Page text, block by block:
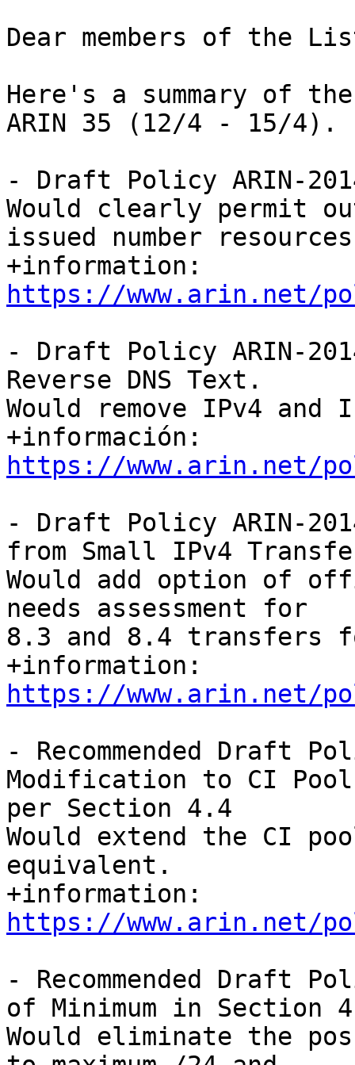
Dear members of the
Here's a summary of
ARIN 35 (12/4 - 15/4).
- Draft Policy ARIN-
Would clearly permit
issued number
https://www.arin.net/
- Draft Policy ARIN-
Reverse DNS Text.
Would remove IPv4 and
https://www.arin.net/
- Draft Policy ARIN-
from Small IPv4
Would add option of
needs assessment for
8.3 and 8.4 transfers
https://www.arin.net/
- Recommended Draft
Modification to CI
per Section 4.4
Would extend the CI
equivalent.
https://www.arin.net/
- Recommended Draft
of Minimum in Section
Would eliminate the